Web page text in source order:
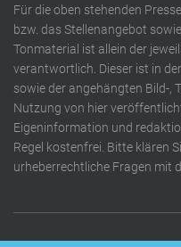
Für die oben stehenden
bzw. das Stellenangebot
Tonmaterial ist allein der
verantwortlich. Dieser ist in
sowie der angehängten Bild-,
Nutzung von hier
Eigeninformation und
Regel kostenfrei. Bitte klären
urheberrechtliche Fragen mit